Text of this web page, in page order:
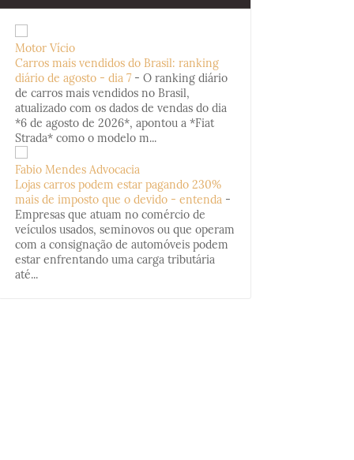
Motor Vício
Carros mais vendidos do Brasil: ranking
diário de agosto - dia 7 - O ranking diário
de carros mais vendidos no Brasil,
atualizado com os dados de vendas do dia
*6 de agosto de 2026*, apontou a *Fiat
Strada* como o modelo m...
Fabio Mendes Advocacia
Lojas carros podem estar pagando 230%
mais de imposto que o devido - entenda -
Empresas que atuam no comércio de
veículos usados, seminovos ou que operam
com a consignação de automóveis podem
estar enfrentando uma carga tributária
até...